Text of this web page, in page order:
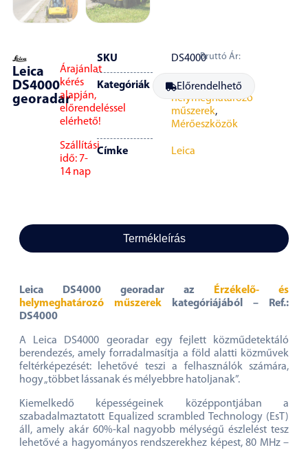
Leica
DS4000
georadar
Árajánlat
kérés
alapján,
előrendeléssel
elérhető!
Szállítási
idő: 7-
14 nap
SKU DS4000
Kategóriák
Érzékelő- és
helymeghatározó
műszerek,
Mérőeszközök
Címke Leica
Előrendelhető
Bruttó Ár:
Termékleírás
Leica DS4000 georadar az
Érzékelő- és
helymeghatározó műszerek kategóriájából – Ref.:
DS4000
A Leica DS4000 georadar egy fejlett közműdetektáló
berendezés, amely forradalmasítja a föld alatti közművek
feltérképezését: lehetővé teszi a felhasználók számára,
hogy „többet lássanak és mélyebbre hatoljanak”.
Kiemelkedő képességeinek középpontjában a
szabadalmaztatott Equalized scrambled Technology (EsT)
áll, amely akár 60%-kal nagyobb mélységű észlelést tesz
lehetővé a hagyományos rendszerekhez képest, 80 MHz –